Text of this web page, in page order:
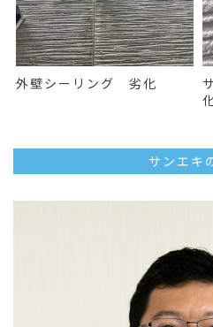
外壁シーリング 劣化
サンエキ